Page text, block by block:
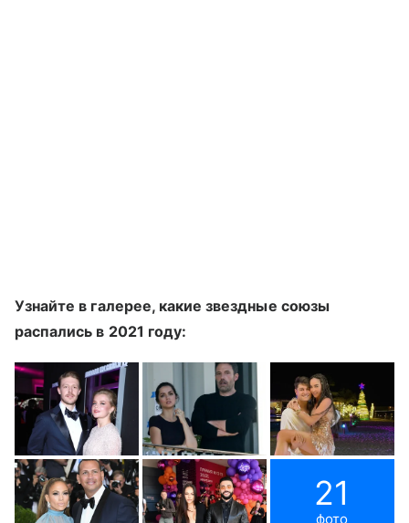
Узнайте в галерее, какие звездные союзы
распались в 2021 году:
21
фото